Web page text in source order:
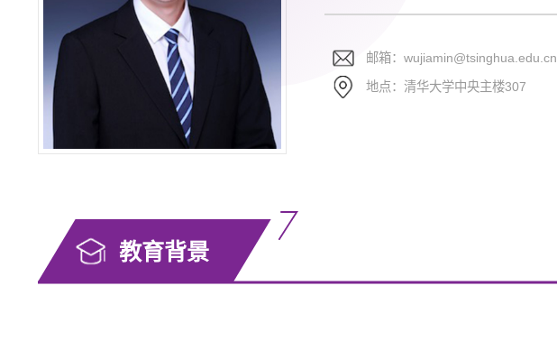
邮箱：wujiamin@tsinghua.edu.cn
地点：清华大学中央主楼307
教育背景